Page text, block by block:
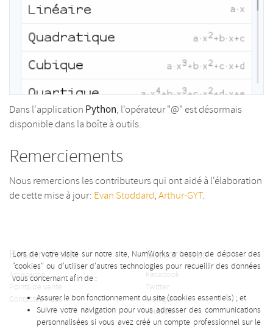
Dans l'application Python, l'opérateur "@" est désormais
disponible dans la boîte à outils.
Remerciements
Nous remercions les contributeurs qui ont aidé à l'élaboration
de cette mise à jour: Evan Stoddard,Arthur-GYT.
Lors de votre visite sur notre site, NumWorks a besoin de déposer des
"cookies" ou d'utiliser d'autres technologies pour recueillir des données
vous concernant afin de :
Assurer le bon fonctionnement du site (cookies essentiels) ; et
Suivre votre navigation pour vous adresser des communications
personnalisées si vous avez créé un compte professionnel sur le
Besoin d'aide
Assistance
Points de vente
Contactez-nous
Suivez-nous
Facebook
Twitter
Instagram
Youtube